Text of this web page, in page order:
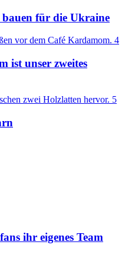
für die Ukraine
4
ist unser zweites
5
ihr eigenes Team